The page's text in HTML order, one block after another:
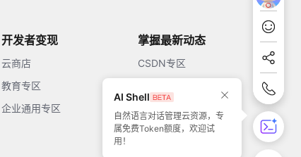
开发者变现
云商店
教育专区
企业通用专区
掌握最新动态
CSDN专区
51CTO
AI Shell
自然语言对话管理云资源，专
属免费Token额度，欢迎试
用！